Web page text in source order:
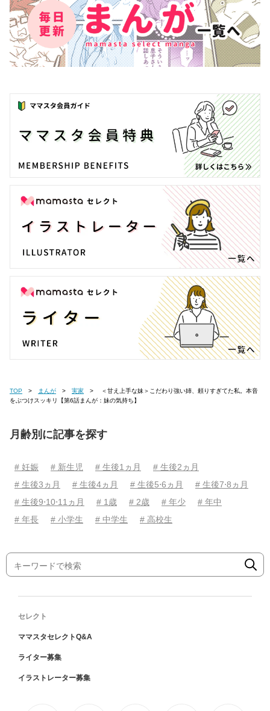
TOP まんが 実家
をぶつけスッキリ【第6話まんが：妹の気持ち】
月齢別に記事を探す
# 妊娠 # 新生児 # 生後1ヵ月
# 生後2ヵ月
# 生後3ヵ月
# 生後4ヵ月 # 生後5⋅6ヵ月
# 生後7⋅8ヵ月
# 生後9⋅10⋅11ヵ月
# 1歳 # 2歳 # 年少
# 年中
# 年長
# 小学生 # 中学生 # 高校生
セレクト
ママスタセレクトQ&A
ライター募集
イラストレーター募集